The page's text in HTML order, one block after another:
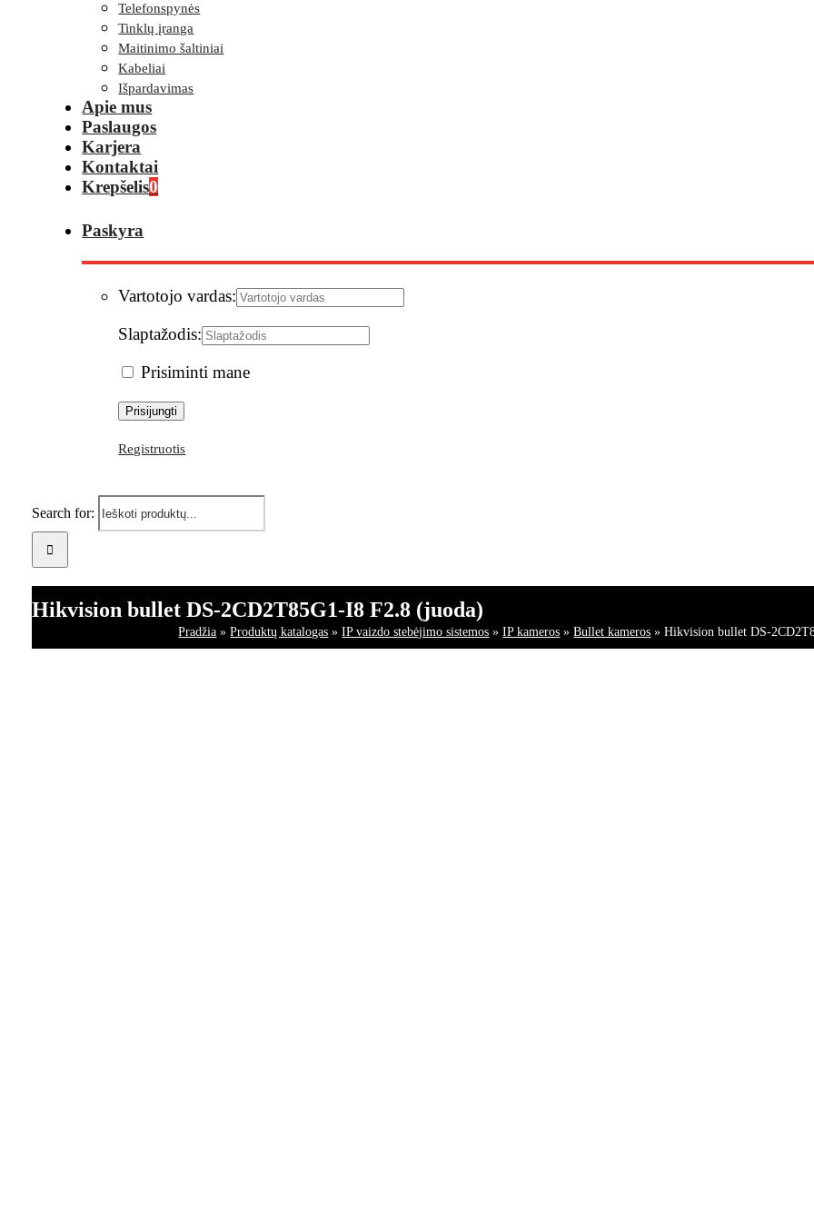
Telefonspynės
Tinklų įranga
Maitinimo šaltiniai
Kabeliai
Išpardavimas
Apie mus
Paslaugos
Karjera
Kontaktai
Krepšelis0
Paskyra
Vartotojo vardas:
Slaptažodis:
Prisiminti mane
Registruotis
Search for:
Hikvision bullet DS-2CD2T85G1-I8 F2.8 (juoda)
Pradžia »Produktų katalogas »IP vaizdo stebėjimo sistemos »IP kameros »Bullet kameros »Hikvision bullet DS-